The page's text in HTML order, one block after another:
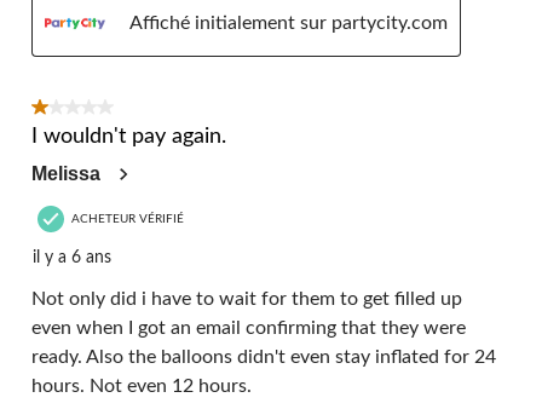
Affiché initialement sur partycity.com
1 étoile(s) sur 5.
I wouldn't pay again.
Melissa
ACHETEUR VÉRIFIÉ
il y a 6 ans
Not only did i have to wait for them to get filled up
even when I got an email confirming that they were
ready. Also the balloons didn't even stay inflated for 24
hours. Not even 12 hours.